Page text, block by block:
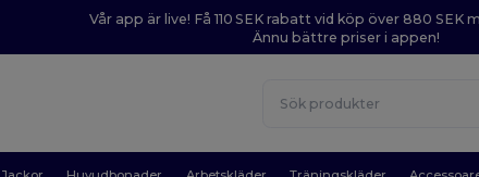
Vår app är live! Få 110 SEK rabatt vid köp över 880 SEK
Ännu bättre priser i appen!